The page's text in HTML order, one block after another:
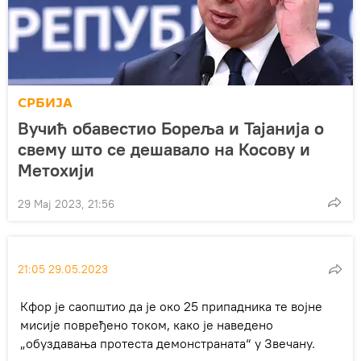
СРБИЈА
Вучић обавестио Бореља и Тајанија о
свему што се дешавало на Косову и
Метохији
29 Мај 2023, 21:56
21:05 29.05.2023
Кфор је саопштио да је око 25 припадника те војне
мисије повређено током, како је наведено
„обуздавања протеста демонстраната“ у Звечану.